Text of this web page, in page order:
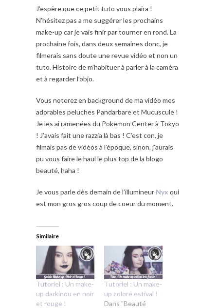
J’espère que ce petit tuto vous plaira !
N’hésitez pas a me suggérer les prochains
make-up car je vais finir par tourner en rond. La
prochaine fois, dans deux semaines donc, je
filmerais sans doute une revue vidéo et non un
tuto. Histoire de m’habituer à parler à la caméra
et à regarder l’objo.
Vous noterez en background de ma vidéo mes
adorables peluches Pandarbare et Mucuscule !
Je les ai ramenées du Pokemon Center à Tokyo
! J’avais fait une razzia là bas ! C’est con, je
filmais pas de vidéos à l’époque, sinon, j’aurais
pu vous faire le haul le plus top de la blogo
beauté, haha !
Je vous parle dès demain de l’illumineur Nyx qui
est mon gros gros coup de coeur du moment.
Similaire
Tutoriel : Un make-
up darkinou en noir
et rouge !
Tutoriel : Un make-
up coloré estival !
Dans "Beauté